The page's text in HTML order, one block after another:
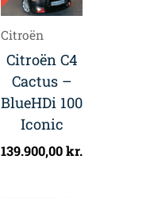
Citroën
Citroën C4
Cactus –
BlueHDi 100
Iconic
139.900,00kr.